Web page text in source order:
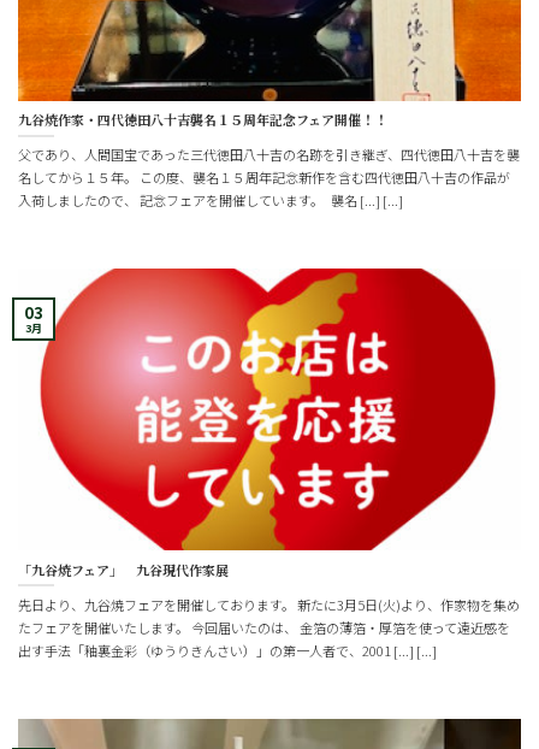
九谷焼作家・四代徳田八十吉襲名１５周年記念フェア開催！！
父であり、人間国宝であった三代徳田八十吉の名跡を引き継ぎ、四代徳田八十吉を襲
名してから１５年。 この度、襲名１５周年記念新作を含む四代徳田八十吉の作品が
入荷しましたので、 記念フェアを開催しています。 襲名 [...] [...]
「九谷焼フェア」 九谷現代作家展
先日より、九谷焼フェアを開催しております。 新たに3月5日(火)より、作家物を集め
たフェアを開催いたします。 今回届いたのは、 金箔の薄箔・厚箔を使って遠近感を
出す手法「釉裏金彩（ゆうりきんさい）」の第一人者で、2001 [...] [...]
03
3月